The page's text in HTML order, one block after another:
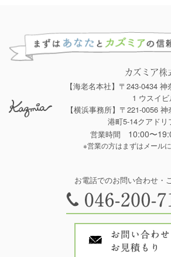
カズミア株
【海老名本社】〒243-0434
1 ウスイ
【横浜事務所】〒221-0056
港町5-14クアドリ
営業時間 10:00〜
※営業の方はまずはメール
お電話でのお問い合わせ・